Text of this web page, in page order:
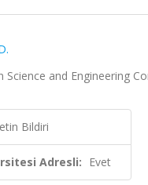
and Engineering
Bildiri
Adresli: Evet